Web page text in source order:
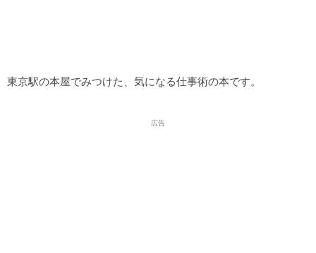
東京駅の本屋でみつけた、気になる仕事術の本です。
広告